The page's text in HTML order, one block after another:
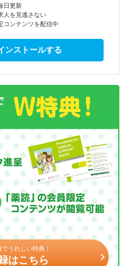
日更新
人を見逃さない
コンテンツを配信中
ンストールする
うれしい特典！
はこちら